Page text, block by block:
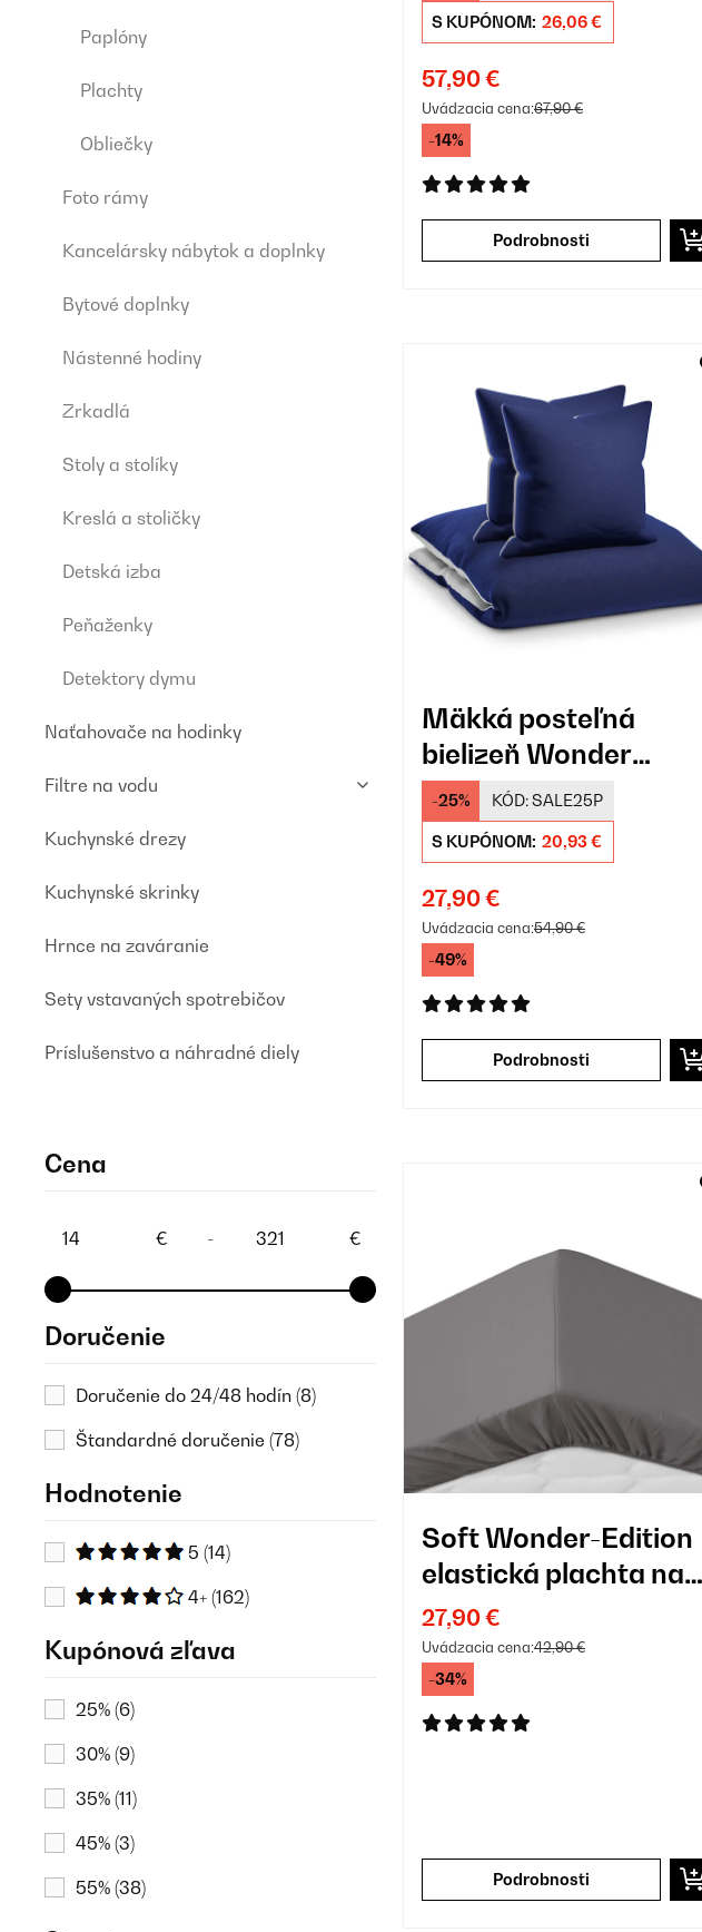
Paplóny
Plachty
Obliečky
Foto rámy
Kancelársky nábytok a doplnky
Bytové doplnky
Nástenné hodiny
Zrkadlá
Stoly a stolíky
Kreslá a stoličky
Detská izba
Peňaženky
Detektory dymu
Naťahovače na hodinky
Filtre na vodu
Kuchynské drezy
Kuchynské skrinky
Hrnce na zaváranie
Sety vstavaných spotrebičov
Príslušenstvo a náhradné diely
Cena
€ - €
Doručenie
Doručenie do 24/48 hodín (8)
Štandardné doručenie (78)
Hodnotenie
5 (14)
4+ (162)
Kupónová zľava
25% (6)
30% (9)
35% (11)
45% (3)
55% (38)
S KUPÓNOM: 26,06 €
57,90 €
Uvádzacia cena:67,90 €
-14%
Podrobnosti
Mäkká posteľná
bielizeň Wonder
Edition
-25% KÓD: SALE25P
S KUPÓNOM: 20,93 €
27,90 €
Uvádzacia cena:54,90 €
-49%
Podrobnosti
Soft Wonder-Edition
elastická plachta na
posteľ
27,90 €
Uvádzacia cena:42,90 €
-34%
Podrobnosti